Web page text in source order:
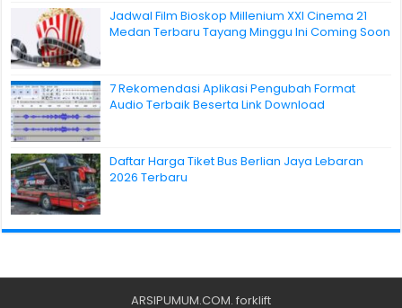
Jadwal Film Bioskop Millenium XXI Cinema 21
Medan Terbaru Tayang Minggu Ini Coming Soon
7 Rekomendasi Aplikasi Pengubah Format
Audio Terbaik Beserta Link Download
Daftar Harga Tiket Bus Berlian Jaya Lebaran
2026 Terbaru
ARSIPUMUM.COM. forklift